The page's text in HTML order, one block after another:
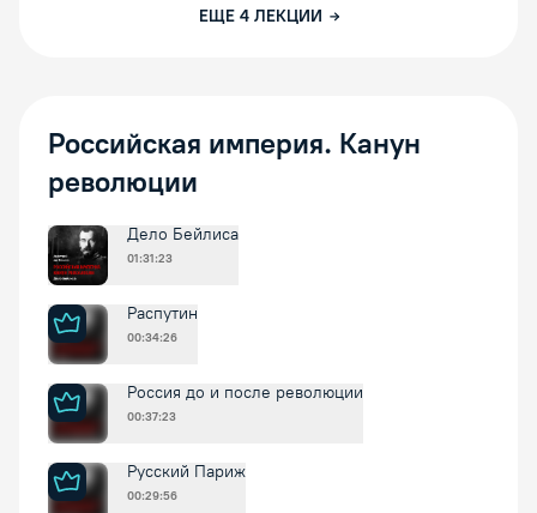
ЕЩЕ 4 ЛЕКЦИИ
Российская империя. Канун
революции
Дело Бейлиса
01:31:23
Распутин
00:34:26
Россия до и после революции
00:37:23
Русский Париж
00:29:56